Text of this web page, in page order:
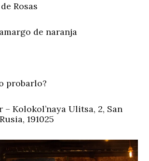
Rosas
de naranja
probarlo?
– Kolokol’naya Ulitsa, 2, San
191025